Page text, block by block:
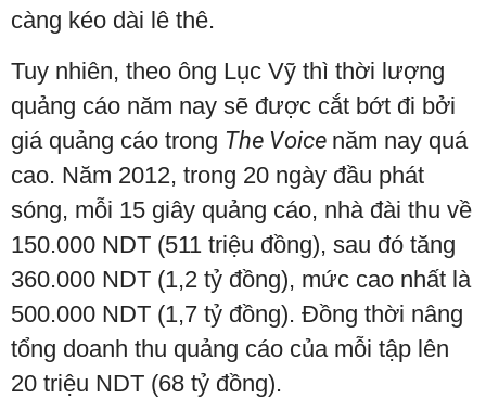
càng kéo dài lê thê.
Tuy nhiên, theo ông Lục Vỹ thì thời lượng
quảng cáo năm nay sẽ được cắt bớt đi bởi
giá quảng cáo trong The Voice năm nay quá
cao. Năm 2012, trong 20 ngày đầu phát
sóng, mỗi 15 giây quảng cáo, nhà đài thu về
150.000 NDT (511 triệu đồng), sau đó tăng
360.000 NDT (1,2 tỷ đồng), mức cao nhất là
500.000 NDT (1,7 tỷ đồng). Đồng thời nâng
tổng doanh thu quảng cáo của mỗi tập lên
20 triệu NDT (68 tỷ đồng).